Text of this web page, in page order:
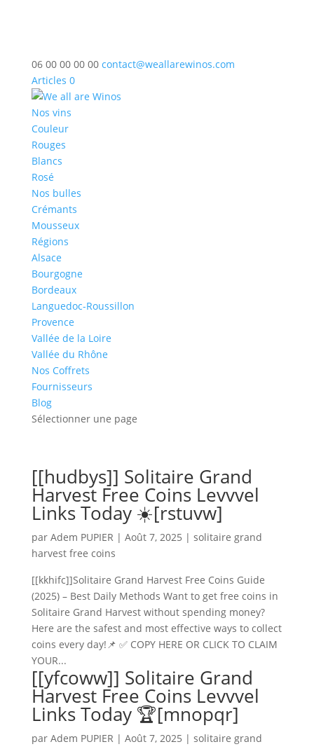
06 00 00 00 00 contact@weallarewinos.com
Articles 0
Nos vins
Couleur
Rouges
Blancs
Rosé
Nos bulles
Crémants
Mousseux
Régions
Alsace
Bourgogne
Bordeaux
Languedoc-Roussillon
Provence
Vallée de la Loire
Vallée du Rhône
Nos Coffrets
Fournisseurs
Blog
Sélectionner une page
[[hudbys]] Solitaire Grand
Harvest Free Coins Levvvel
Links Today ☀️[rstuvw]
par Adem PUPIER | Août 7, 2025 | solitaire grand
harvest free coins
[[kkhifc]]Solitaire Grand Harvest Free Coins Guide
(2025) – Best Daily Methods Want to get free coins in
Solitaire Grand Harvest without spending money?
Here are the safest and most effective ways to collect
coins every day!📌 ✅ COPY HERE OR CLICK TO CLAIM
YOUR...
[[yfcoww]] Solitaire Grand
Harvest Free Coins Levvvel
Links Today 🏆[mnopqr]
par Adem PUPIER | Août 7, 2025 | solitaire grand